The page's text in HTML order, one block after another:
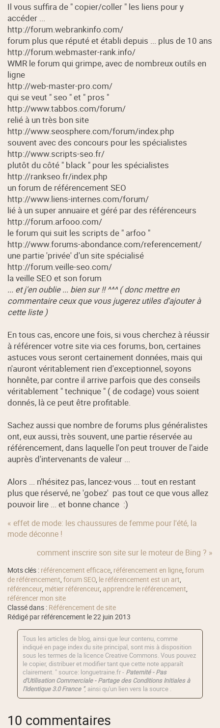
Il vous suffira de " copier/coller " les liens pour y
accéder ...
http://forum.webrankinfo.com/
forum plus que réputé et établi depuis ... plus de 10 ans
http://forum.webmaster-rank.info/
WMR le forum qui grimpe, avec de nombreux outils en
ligne
http://web-master-pro.com/
qui se veut " seo " et " pros "
http://www.tabbos.com/forum/
relié à un très bon site
http://www.seosphere.com/forum/index.php
souvent avec des concours pour les spécialistes
http://www.scripts-seo.fr/
plutôt du côté " black " pour les spécialistes
http://rankseo.fr/index.php
un forum de référencement SEO
http://www.liens-internes.com/forum/
lié à un super annuaire et géré par des référenceurs
http://forum.arfooo.com/
le forum qui suit les scripts de " arfoo "
http://www.forums-abondance.com/referencement/
une partie 'privée' d'un site spécialisé
http://forum.veille-seo.com/
la veille SEO et son forum
... et j'en oublie ... bien sur !! ^^^ ( donc mettre en
commentaire ceux que vous jugerez utiles d'ajouter à
cette liste )
En tous cas, encore une fois, si vous cherchez à réussir
à référencer votre site via ces forums, bon, certaines
astuces vous seront certainement données, mais qui
n'auront véritablement rien d'exceptionnel, soyons
honnête, par contre il arrive parfois que des conseils
véritablement " technique " ( de codage) vous soient
donnés, là ce peut être profitable.
Sachez aussi que nombre de forums plus généralistes
ont, eux aussi, très souvent, une partie réservée au
référencement, dans laquelle l'on peut trouver de l'aide
auprès d'intervenants de valeur ...
Alors ... n'hésitez pas, lancez-vous ... tout en restant
plus que réservé, ne 'gobez' pas tout ce que vous allez
pouvoir lire ... et bonne chance :)
« effet de mode: les chaussures de femme pour l'été, la
mode déconne !
comment inscrire son site sur le moteur de Bing ? »
Mots clés : référencement efficace, référencement en ligne,forum
de référencement,forum SEO, le référencement est un art,
référenceur, métier référenceur, apprendre le référencement,
référencer mon site
Classé dans : Référencement de site
Rédigé par référencement le 22 juin 2013
Tous les articles de blog, ainsi que leur contenu, comme
indiqué en page index du site principal, sont mis à disposition
sous les termes de la licence Creative Commons. Vous pouvez
le copier, distribuer et modifier tant que cette note apparaît
clairement. " source: longuetraine.fr - Paternité - Pas
d'Utilisation Commerciale - Partage des Conditions Initiales à
l'Identique 3.0 France ", ainsi qu'un lien vers la source .
10 commentaires